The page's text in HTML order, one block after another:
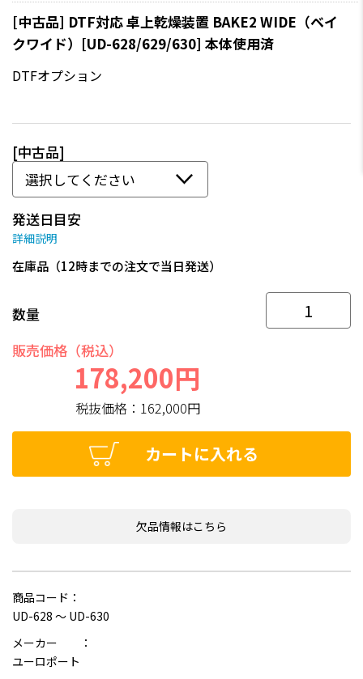
[中古品] DTF対応 卓上乾燥装置 BAKE2 WIDE（ベイ
クワイド）[UD-628/629/630] 本体使用済
DTFオプション
[中古品]
発送日目安
詳細説明
在庫品（12時までの注文で当日発送）
数量
販売価格（税込）
178,200円
税抜価格： 162,000円
カートに入れる
欠品情報はこちら
商品コード：
UD-628 ～ UD-630
メーカー ：
ユーロポート